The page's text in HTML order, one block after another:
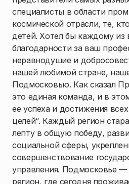
специалисты в области
космической отрасли, те,
детей. Хотел бы каждому из
благодарности за ваш
неравнодушие и
нашей любимой стране,
Подмосковью. Как сказал
это единая команда, и в
ее успеха и достижения
целей“. Каждый регион
лепту в общую победу,
социальной сферы,
совершенствование
управления. Подмосковье
регион, где сегодня